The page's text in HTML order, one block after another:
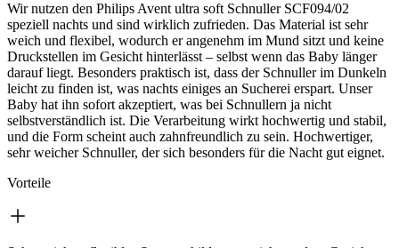
Wir nutzen den Philips Avent ultra soft Schnuller SCF094/02
speziell nachts und sind wirklich zufrieden. Das Material ist sehr
weich und flexibel, wodurch er angenehm im Mund sitzt und keine
Druckstellen im Gesicht hinterlässt – selbst wenn das Baby länger
darauf liegt. Besonders praktisch ist, dass der Schnuller im Dunkeln
leicht zu finden ist, was nachts einiges an Sucherei erspart. Unser
Baby hat ihn sofort akzeptiert, was bei Schnullern ja nicht
selbstverständlich ist. Die Verarbeitung wirkt hochwertig und stabil,
und die Form scheint auch zahnfreundlich zu sein. Hochwertiger,
sehr weicher Schnuller, der sich besonders für die Nacht gut eignet.
Vorteile